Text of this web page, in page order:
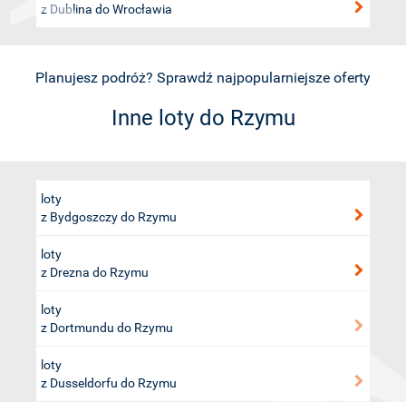
z Dublina do Wrocławia
Planujesz podróż? Sprawdź najpopularniejsze oferty
Inne loty do Rzymu
loty
z Bydgoszczy do Rzymu
loty
z Drezna do Rzymu
loty
z Dortmundu do Rzymu
loty
z Dusseldorfu do Rzymu